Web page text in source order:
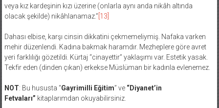
veya kız kardeşinin kızı üzerine (onlarla aynı anda nikâh altında
olacak şekilde) nikâhlanamaz.” [13]
Dahası elbise, karşı cinsin dikkatini çekmemeliymiş. Nafaka varken
mehir düzenlendi. Kadına bakmak haramdır. Mezheplere göre avret
yeri farklılığı gözetildi. Kürtaj “cinayettir” yaklaşımı var. Estetik yasak.
Tekfir eden (dinden çıkan) erkekse Müslüman bir kadınla evlenemez.
NOT: Bu hususta “Gayrimilli Eğitim” ve “Diyanet’in
Fetvaları” kitaplarımdan okuyabilirsiniz.